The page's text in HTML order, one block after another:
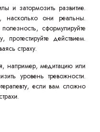
и затормозить развитие.
насколько они реальны.
сформулируйте
протестируйте действием.
страху.
например, медитацию или
уровень тревожности.
если вам сложно